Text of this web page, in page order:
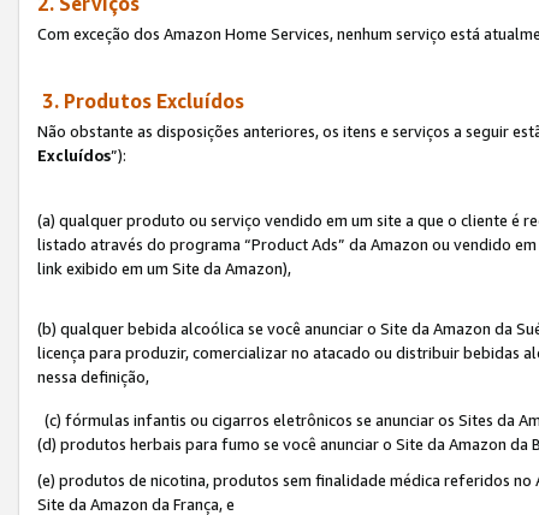
Com exceção dos Amazon Home Services, nenhum serviço está
3. Produtos Excluídos
Não obstante as disposições anteriores, os itens e serviços a seguir
Excluídos”):
(a) qualquer produto ou serviço vendido em um site a que o cliente é
listado através do programa “Product Ads” da Amazon ou vendido
link exibido em um Site da Amazon),
(b) qualquer bebida alcoólica se você anunciar o Site da Amazon da
licença para produzir, comercializar no atacado ou distribuir bebidas
nessa definição,
(c) fórmulas infantis ou cigarros eletrônicos se anunciar os Sites da
(d) produtos herbais para fumo se você anunciar o Site da Amazon da
(e) produtos de nicotina, produtos sem finalidade médica referidos no
Site da Amazon da França, e